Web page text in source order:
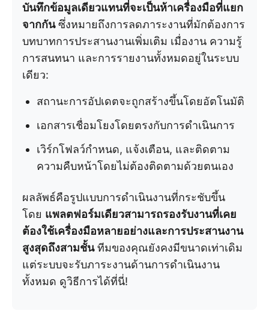
บันทึกข้อมูลเดียวแทนที่จะเป็นห้าเครื่องมือที่แยก
จากกันซึ่งหมายถึงการลดภาระงานที่มักต้องการ
บทบาทการประสานงานเพิ่มเติม เมื่องาน ความรู้
การสนทนา และการรายงานทั้งหมดอยู่ในระบบ
เดียว:
สถานะการอัปเดตจะถูกสร้างขึ้นโดยอัตโนมัติ
เอกสารเชื่อมโยงโดยตรงกับการดำเนินการ
เวิร์กโฟลว์กำหนด, แจ้งเตือน, และติดตาม
ความคืบหน้าโดยไม่ต้องติดตามด้วยตนเอง
ผลลัพธ์คือรูปแบบการดำเนินงานที่กระชับขึ้น
โดย แพลตฟอร์มเดียวสามารถรองรับงานที่เคย
ต้องใช้เครื่องมือหลายอย่างและการประสานงาน
สูงสุดถึงสามชั้นทีมของคุณยังคงมีขนาดเท่าเดิม
แต่ระบบจะรับภาระงานด้านการดำเนินงาน
ทั้งหมด ดูวิธีการได้ที่นี่!